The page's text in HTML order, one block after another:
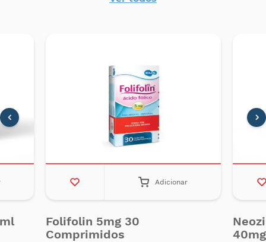
Adicionar
Folifolin 5mg 30
Comprimidos